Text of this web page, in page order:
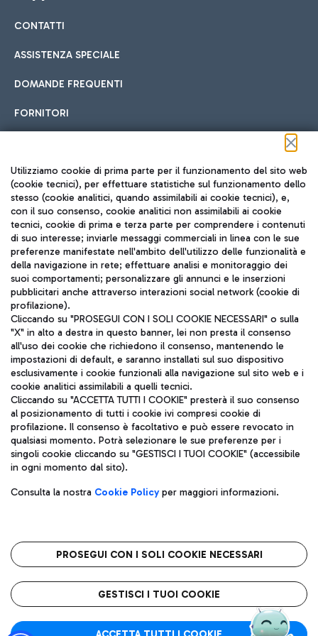
Cucina Internazionale
Fast Food
Pizza
Gelateria
Wine Bar & Sparkling
Hotel in aeroporto
Scegli l'alloggio più adatto e approfitta della vicinanza
all'aeroporto.
Car sharing
Con il Car Sharing è ancora più facile spostarsi
Treno
Raggiungi velocemente l'aeroporto di Fiumicino da Roma
tramite i servizi ferroviari Trenitalia.
Autobus
Scopri le linee di autobus per raggiungere l'aeroporto
Leonardo Da Vinci.
Raggiungi l’aeroporto senza pensieri con il servizio di taxi a
Ristoranti
Scopri la nostra offerta per una pausa gustosa in aeroporto
Mappa Aeroporto Fiumicino
CONTATTI
ASSISTENZA SPECIALE
DOMANDE FREQUENTI
FORNITORI
Seguici sui social
TRAVEL JOURNAL
ITA
Aeroporti di Roma S.p.A. - Società soggetta a direzione e
coordinamento di Mundys S.p.A.
Codice fiscale e Registro delle Imprese di Roma 13032990155 P.
IVA 06572251004
Capitale sociale 62.224.743,00 int. vers.
Sede legale: Via Pier Paolo Racchetti 1 - 00054 Fiumicino (RM)
telefono +39 06 65951
Privacy policy
Note legali
Roma FCO
L'aeroporto stellato
Utilizziamo cookie di prima parte per il funzionamento del sito web
(cookie tecnici), per effettuare statistiche sul funzionamento dello
stesso (cookie analitici, quando assimilabili ai cookie tecnici), e,
con il suo consenso, cookie analitici non assimilabili ai cookie
tecnici, cookie di prima e terza parte per comprendere i contenuti
di suo interesse; inviarle messaggi commerciali in linea con le sue
preferenze manifestate nell'ambito dell'utilizzo delle funzionalità e
della navigazione in rete; effettuare analisi e monitoraggio dei
suoi comportamenti; personalizzare gli annunci e le inserzioni
pubblicitari anche attraverso interazioni social network (cookie di
profilazione).
Cliccando su "PROSEGUI CON I SOLI COOKIE NECESSARI" o sulla
"X" in alto a destra in questo banner, lei non presta il consenso
all'uso dei cookie che richiedono il consenso, mantenendo le
impostazioni di default, e saranno installati sul suo dispositivo
esclusivamente i cookie funzionali alla navigazione sul sito web e i
cookie analitici assimilabili a quelli tecnici.
Cliccando su "ACCETTA TUTTI I COOKIE" presterà il suo consenso
al posizionamento di tutti i cookie ivi compresi cookie di
profilazione. Il consenso è facoltativo e può essere revocato in
qualsiasi momento. Potrà selezionare le sue preferenze per i
singoli cookie cliccando su "GESTISCI I TUOI COOKIE" (accessibile
in ogni momento dal sito).
Consulta la nostra Cookie Policyper maggiori informazioni.
PROSEGUI CON I SOLI COOKIE NECESSARI
GESTISCI I TUOI COOKIE